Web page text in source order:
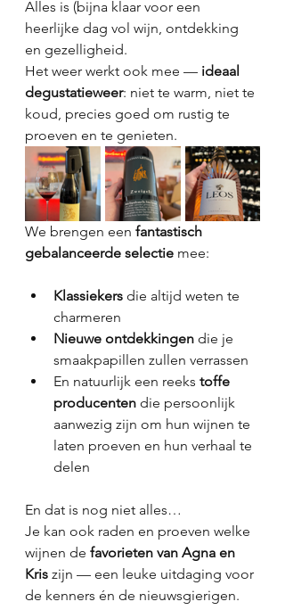
Alles is (bijna klaar voor een
heerlijke dag vol wijn, ontdekking
en gezelligheid.
Het weer werkt ook mee — ideaal
degustatieweer: niet te warm, niet te
koud, precies goed om rustig te
proeven en te genieten.
We brengen een fantastisch
gebalanceerde selectie mee:
Klassiekers die altijd weten te
charmeren
Nieuwe ontdekkingen die je
smaakpapillen zullen verrassen
En natuurlijk een reeks toffe
producenten die persoonlijk
aanwezig zijn om hun wijnen te
laten proeven en hun verhaal te
delen
En dat is nog niet alles…
Je kan ook raden en proeven welke
wijnen de favorieten van Agna en
Kris zijn — een leuke uitdaging voor
de kenners én de nieuwsgierigen.